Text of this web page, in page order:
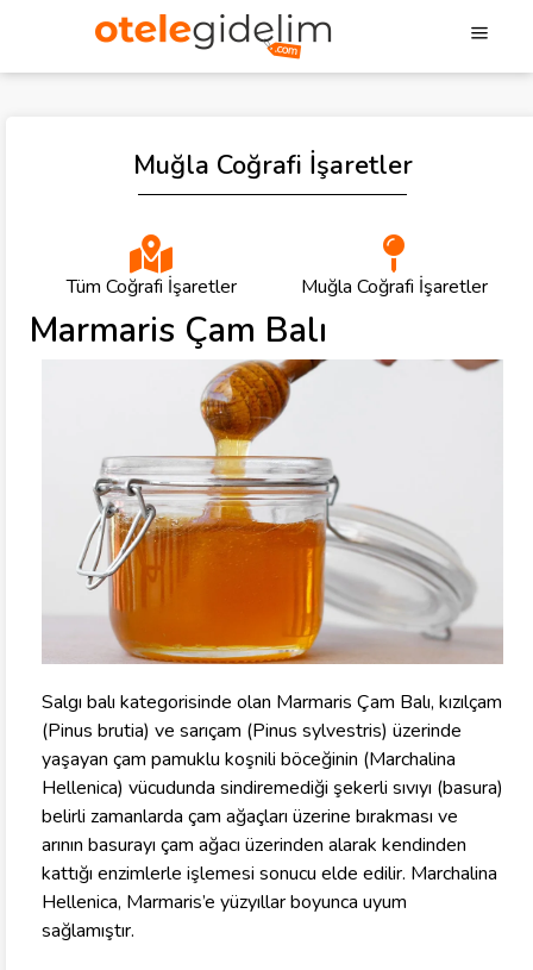
Muğla Coğrafi İşaretler
Tüm Coğrafi İşaretler Muğla Coğrafi İşaretler
Marmaris Çam Balı
Salgı balı kategorisinde olan Marmaris Çam Balı, kızılçam
(Pinus brutia) ve sarıçam (Pinus sylvestris) üzerinde
yaşayan çam pamuklu koşnili böceğinin (Marchalina
Hellenica) vücudunda sindiremediği şekerli sıvıyı (basura)
belirli zamanlarda çam ağaçları üzerine bırakması ve
arının basurayı çam ağacı üzerinden alarak kendinden
kattığı enzimlerle işlemesi sonucu elde edilir. Marchalina
Hellenica, Marmaris’e yüzyıllar boyunca uyum
sağlamıştır.